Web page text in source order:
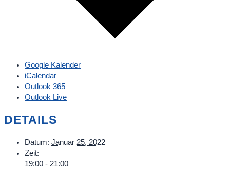
Google Kalender
iCalendar
Outlook 365
Outlook Live
DETAILS
Datum: Januar 25, 2022
Zeit:
19:00 - 21:00